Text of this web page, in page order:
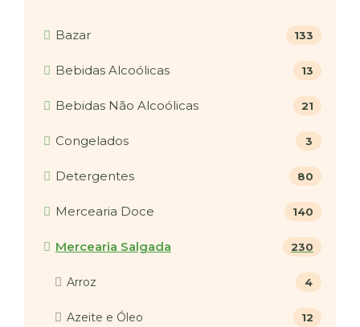
Bazar 133
Bebidas Alcoólicas 13
Bebidas Não Alcoólicas 21
Congelados 3
Detergentes 80
Mercearia Doce 140
Mercearia Salgada 230
Arroz 4
Azeite e Óleo 12